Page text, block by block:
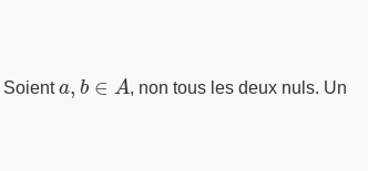
Soient
b
, non tous les deux nuls. Un